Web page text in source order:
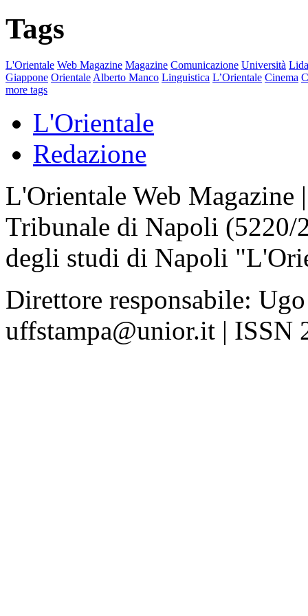
Tags
L'Orientale Web Magazine Magazine Comunicazione Università
Giappone Orientale Alberto Manco Linguistica L’Orientale Cinema
more tags
L'Orientale
Redazione
L'Orientale Web Magazine
Tribunale di Napoli
degli studi di Napoli
Direttore responsabile:
uffstampa@unior.it | ISSN